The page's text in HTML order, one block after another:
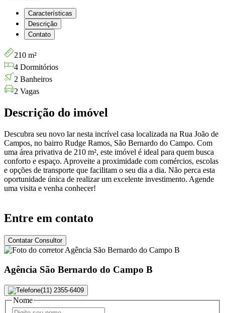
Características
Descrição
Contato
210 m²
4 Dormitórios
2 Banheiros
2 Vagas
Descrição do imóvel
Descubra seu novo lar nesta incrível casa localizada na Rua João de
Campos, no bairro Rudge Ramos, São Bernardo do Campo. Com
uma área privativa de 210 m², este imóvel é ideal para quem busca
conforto e espaço. Aproveite a proximidade com comércios, escolas
e opções de transporte que facilitam o seu dia a dia. Não perca esta
oportunidade única de realizar um excelente investimento. Agende
uma visita e venha conhecer!
Entre em contato
Contatar Consultor
Agência São Bernardo do Campo B
(11) 2355-6409
Nome